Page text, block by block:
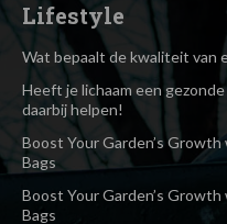
Lifestyle
Wat bepaalt de kwaliteit van
Heeft je lichaam een
daarbij helpen!
Boost Your Garden’s
Bags
Boost Your Garden’s
Bags